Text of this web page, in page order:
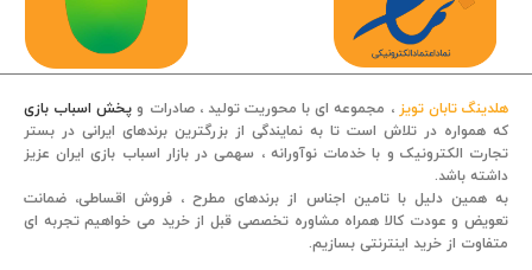
هلدینگ تابان تویز ، مجموعه ای با محوریت تولید ، صادرات و پخش اسباب بازی
که همواره در تلاش است تا به نمایندگی از بزرگترین برندهای ایرانی در بستر
تجارت الکترونیک و با خدمات نوآورانه ، سهمی در بازار اسباب بازی ایران عزیز
داشته باشد.
به همین دلیل با تامین اجناس از برندهای مطرح ، فروش اقساطی، ضمانت
تعویض و عودت کالا همراه مشاوره تخصصی قبل از خرید می خواهیم تجربه ای
متفاوت از خرید اینترنتی بسازیم.